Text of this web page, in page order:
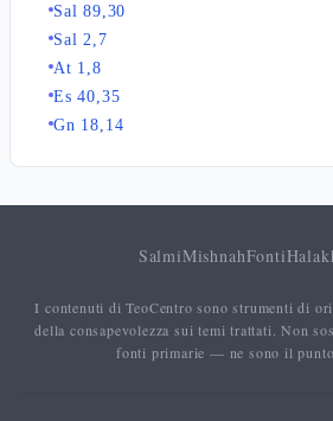
Sal 89,30
Sal 2,7
At 1,8
Es 40,35
Gn 18,14
SalmiMishnahFonti
I contenuti di TeoCentro sono strumenti di
della consapevolezza sui temi trattati. Non
fonti primarie — ne sono il punto